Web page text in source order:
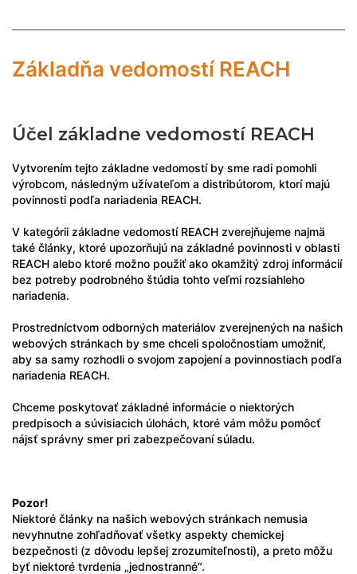
Základňa vedomostí REACH
Účel základne vedomostí REACH
Vytvorením tejto základne vedomostí by sme radi pomohli
výrobcom, následným užívateľom a distribútorom, ktorí majú
povinnosti podľa nariadenia REACH.
V kategórii základne vedomostí REACH zverejňujeme najmä
také články, ktoré upozorňujú na základné povinnosti v oblasti
REACH alebo ktoré možno použiť ako okamžitý zdroj informácií
bez potreby podrobného štúdia tohto veľmi rozsiahleho
nariadenia.
Prostredníctvom odborných materiálov zverejnených na našich
webových stránkach by sme chceli spoločnostiam umožniť,
aby sa samy rozhodli o svojom zapojení a povinnostiach podľa
nariadenia REACH.
Chceme poskytovať základné informácie o niektorých
predpisoch a súvisiacich úlohách, ktoré vám môžu pomôcť
nájsť správny smer pri zabezpečovaní súladu.
Pozor!
Niektoré články na našich webových stránkach nemusia
nevyhnutne zohľadňovať všetky aspekty chemickej
bezpečnosti (z dôvodu lepšej zrozumiteľnosti), a preto môžu
byť niektoré tvrdenia „jednostranné“.